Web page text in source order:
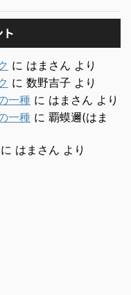
に はまさん より
に 数野吉子 より
一種 に はまさん より
一種 に 覇蟆邇(はま
に はまさん より